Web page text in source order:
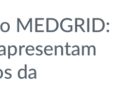
MEDGRID:
da